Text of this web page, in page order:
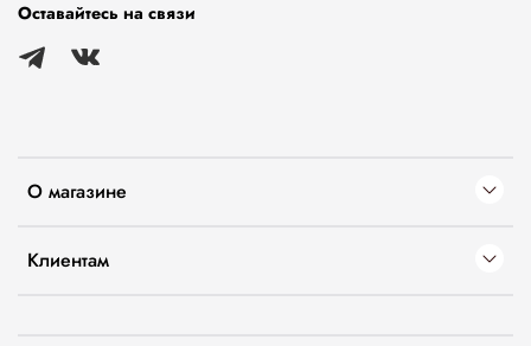
О магазине
Клиентам
Оставайтесь на связи